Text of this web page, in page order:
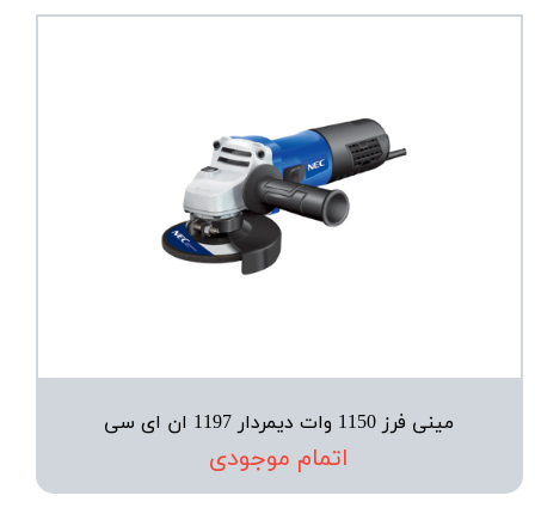
مینی فرز 1150 وات دیمردار 1197 ان ای سی
اتمام موجودی